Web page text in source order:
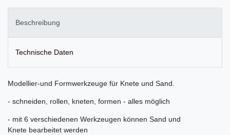
Beschreibung
Technische Daten
Modellier-und Formwerkzeuge für Knete und Sand.
- schneiden, rollen, kneten, formen - alles möglich
- mit 6 verschiedenen Werkzeugen können Sand und
Knete bearbeitet werden